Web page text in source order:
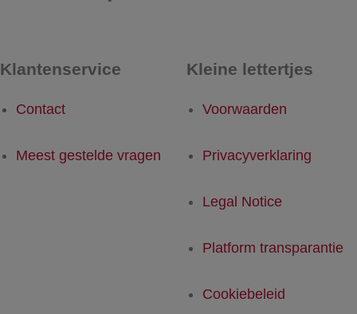
Klantenservice
Contact
Meest gestelde vragen
Kleine lettertjes
Voorwaarden
Privacyverklaring
Legal Notice
Platform transparantie
Cookiebeleid